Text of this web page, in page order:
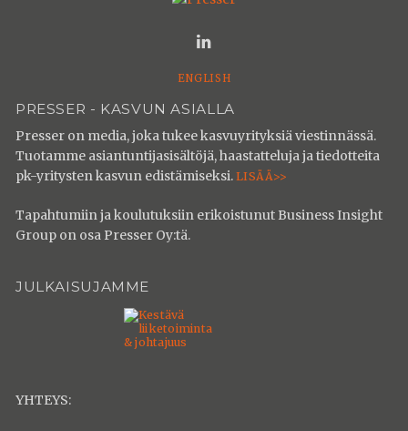
ENGLISH
PRESSER - KASVUN ASIALLA
Presser on media, joka tukee kasvuyrityksiä viestinnässä.
Tuotamme asiantuntijasisältöjä, haastatteluja ja tiedotteita
pk-yritysten kasvun edistämiseksi. LISÄÄ>>
Tapahtumiin ja koulutuksiin erikoistunut Business Insight
Group on osa Presser Oy:tä.
JULKAISUJAMME
YHTEYS: